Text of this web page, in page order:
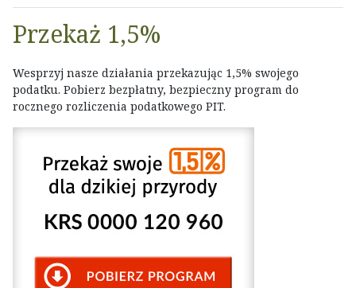
Przekaż 1,5%
Wesprzyj nasze działania przekazując 1,5% swojego
podatku. Pobierz bezpłatny, bezpieczny program do
rocznego rozliczenia podatkowego PIT.